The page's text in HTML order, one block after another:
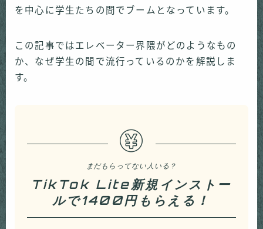
を中心に学生たちの間でブームとなっています。
この記事ではエレベーター界隈がどのようなもの
か、なぜ学生の間で流行っているのかを解説しま
す。
まだもらってない人いる？
TikTok Lite新規インストー
ルで1400円もらえる！